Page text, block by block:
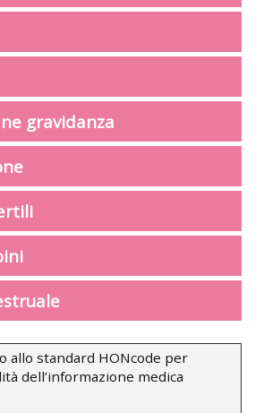
gravidanza
allo standard HONcode per
dell’informazione medica